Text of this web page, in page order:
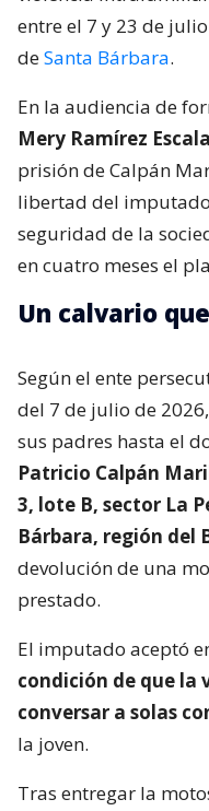
entre el 7 y 23 de
deSanta Bárbara.
En la audiencia de
Mery Ramírez
prisión de Calpán
libertad del
seguridad de la
en cuatro meses el
Un calvario
Según el ente
del 7 de julio de
sus padres hasta el
Patricio Calpán
3, lote B, sector La
Bárbara, región del
devolución de una
prestado.
El imputado aceptó
condición de que la
conversar a solas
la joven.
Tras entregar la